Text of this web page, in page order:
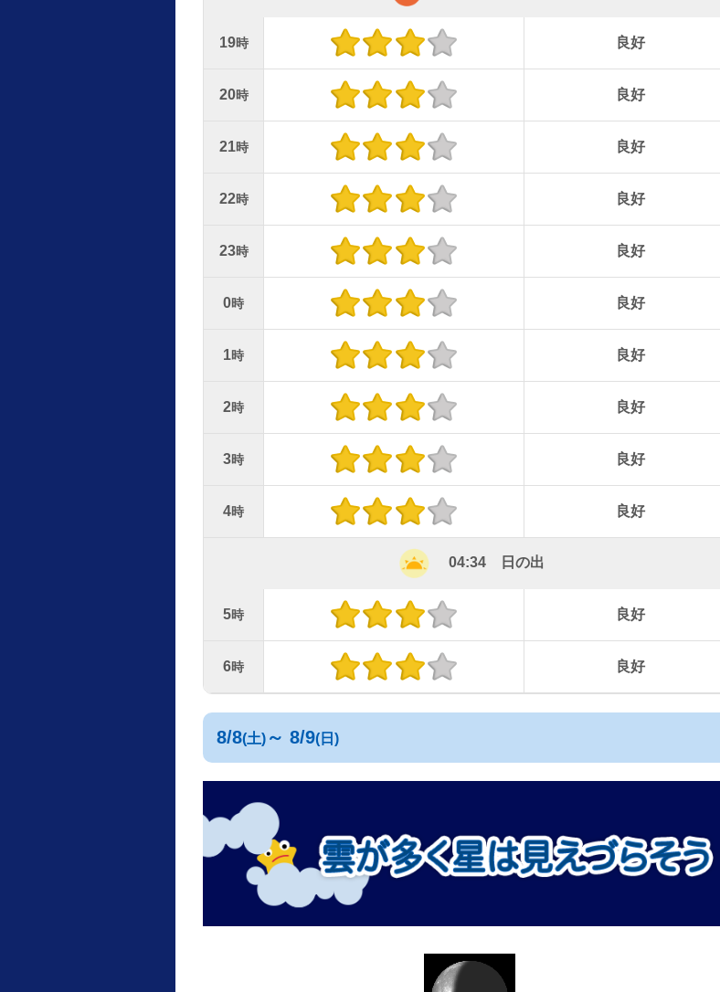
19時 良好
20時 良好
21時 良好
22時 良好
23時 良好
0時 良好
1時 良好
2時 良好
3時 良好
4時 良好
04:34 日の出
5時 良好
6時 良好
8/8(土) ～ 8/9(日)